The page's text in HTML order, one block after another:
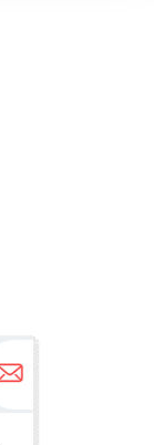
more...
more...